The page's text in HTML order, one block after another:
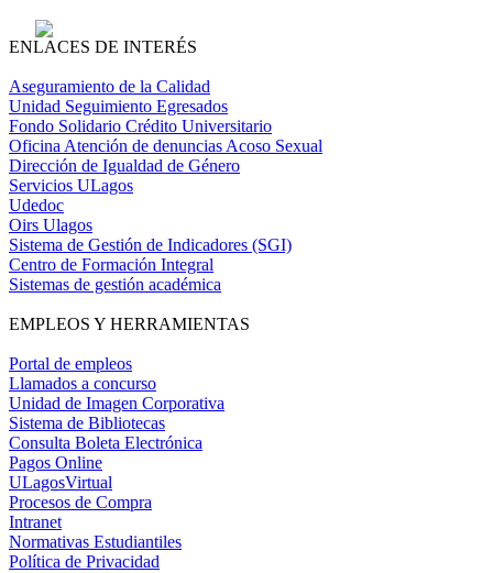
ENLACES DE INTERÉS
Aseguramiento de la Calidad
Unidad Seguimiento Egresados
Fondo Solidario Crédito Universitario
Oficina Atención de denuncias Acoso Sexual
Dirección de Igualdad de Género
Servicios ULagos
Udedoc
Oirs Ulagos
Sistema de Gestión de Indicadores (SGI)
Centro de Formación Integral
Sistemas de gestión académica
EMPLEOS Y HERRAMIENTAS
Portal de empleos
Llamados a concurso
Unidad de Imagen Corporativa
Sistema de Bibliotecas
Consulta Boleta Electrónica
Pagos Online
ULagosVirtual
Procesos de Compra
Intranet
Normativas Estudiantiles
Política de Privacidad